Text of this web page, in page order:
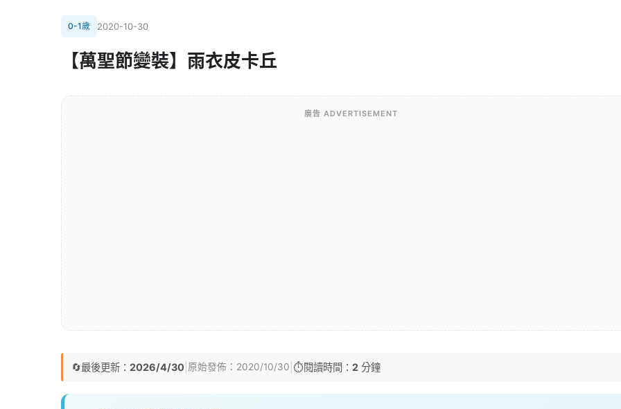
0-1歲 2020-10-30
【萬聖節變裝】雨衣皮卡丘
廣告 ADVERTISEMENT
🔄最後更新： 2026/4/30 原始發佈： 2020/10/30 ⏱️閱讀時間： 2 分鐘